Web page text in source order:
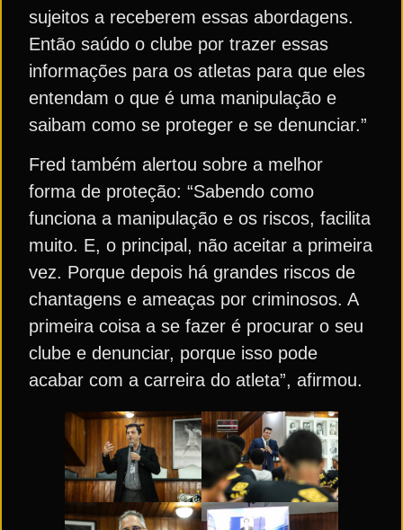
sujeitos a receberem essas abordagens.
Então saúdo o clube por trazer essas
informações para os atletas para que eles
entendam o que é uma manipulação e
saibam como se proteger e se denunciar.”
Fred também alertou sobre a melhor
forma de proteção: “Sabendo como
funciona a manipulação e os riscos, facilita
muito. E, o principal, não aceitar a primeira
vez. Porque depois há grandes riscos de
chantagens e ameaças por criminosos. A
primeira coisa a se fazer é procurar o seu
clube e denunciar, porque isso pode
acabar com a carreira do atleta”, afirmou.